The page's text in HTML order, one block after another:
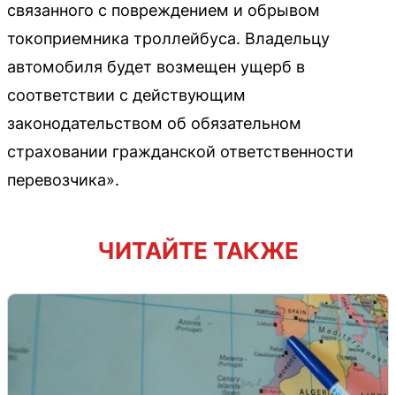
связанного с повреждением и обрывом
токоприемника троллейбуса. Владельцу
автомобиля будет возмещен ущерб в
соответствии с действующим
законодательством об обязательном
страховании гражданской ответственности
перевозчика».
ЧИТАЙТЕ ТАКЖЕ